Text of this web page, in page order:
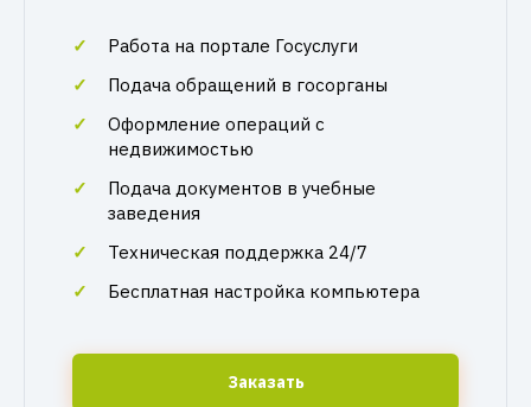
Работа на портале Госуслуги
Подача обращений в госорганы
Оформление операций с
недвижимостью
Подача документов в учебные
заведения
Техническая поддержка 24/7
Бесплатная настройка компьютера
Заказать